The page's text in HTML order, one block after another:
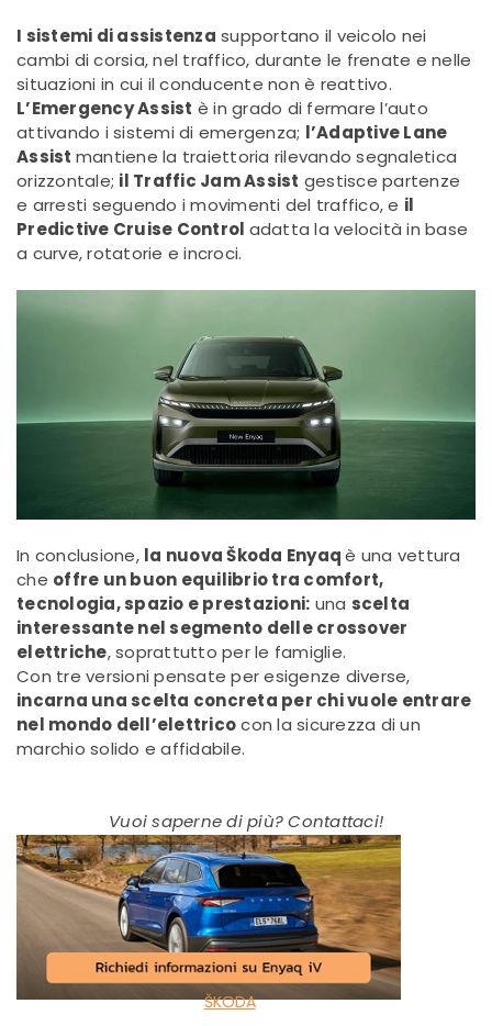
I sistemi di assistenza supportano il veicolo nei
cambi di corsia, nel traffico, durante le frenate e nelle
situazioni in cui il conducente non è reattivo.
L’Emergency Assist è in grado di fermare l’auto
attivando i sistemi di emergenza; l’Adaptive Lane
Assist mantiene la traiettoria rilevando segnaletica
orizzontale; il Traffic Jam Assist gestisce partenze
e arresti seguendo i movimenti del traffico, e il
Predictive Cruise Control adatta la velocità in base
a curve, rotatorie e incroci.
In conclusione, la nuova Škoda Enyaqè una vettura
che offre un buon equilibrio tra comfort,
tecnologia, spazio e prestazioni: una scelta
interessante nel segmento delle crossover
elettriche, soprattutto per le famiglie.
Con tre versioni pensate per esigenze diverse,
incarna una scelta concreta per chi vuole entrare
nel mondo dell’elettricocon la sicurezza di un
marchio solido e affidabile.
Vuoi saperne di più? Contattaci!
ŠKODA